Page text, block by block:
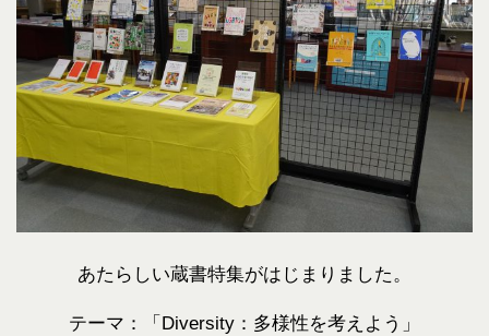
あたらしい蔵書特集がはじまりました。
テーマ：「Diversity：多様性を考えよう」